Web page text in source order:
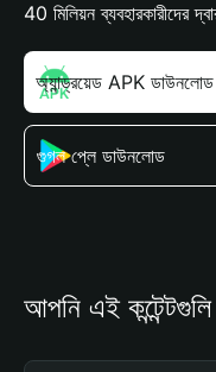
40 মিলিয়ন ব্যবহারকারীদের
অ্যান্ড্রয়েড APK ডাউনলোড
গুগল প্লে ডাউনলোড
আপনি এই